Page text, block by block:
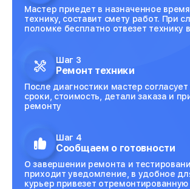
Мастер приедет в назначенное
технику, составит смету работ. При
поломке бесплатно отвезет технику
Шаг 3
Ремонт техники
После диагностики мастер
сроки, стоимость, детали заказа и
ремонту
Шаг 4
Сообщаем о готовности
О завершении ремонта и
приходит уведомление, в удобное
курьер привезет отремонтированную